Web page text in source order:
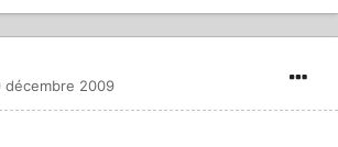
décembre 2009